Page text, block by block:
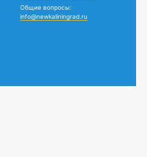
Общие вопросы:
info@newkaliningrad.ru